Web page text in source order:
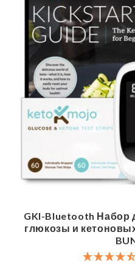
GKI-Bluetooth Набор
глюкозы и